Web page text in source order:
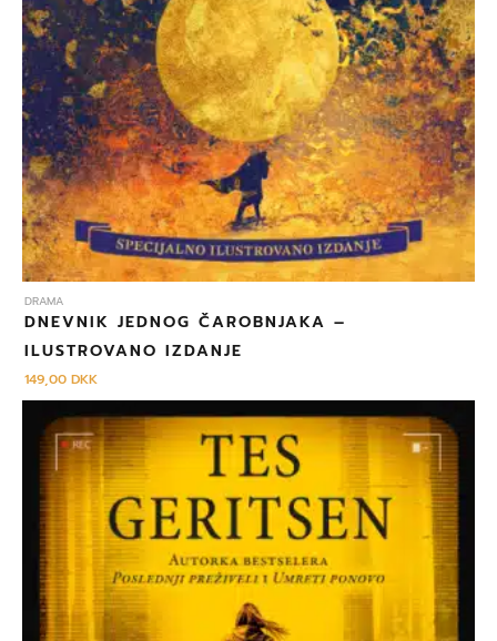
DRAMA
DNEVNIK JEDNOG ČAROBNJAKA –
ILUSTROVANO IZDANJE
149,00DKK